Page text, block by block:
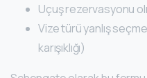
Uçuş rezervasyonu
Vize türü yanlış
karışıklığı)